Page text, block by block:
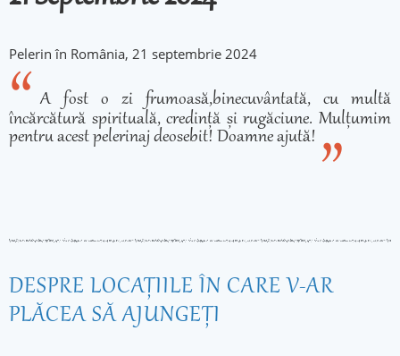
Pelerin în România, 21 septembrie 2024
A fost o zi frumoasă,binecuvântată, cu multă
încărcătură spirituală, credință și rugăciune. Mulțumim
pentru acest pelerinaj deosebit! Doamne ajută!
DESPRE LOCAŢIILE ÎN CARE V-AR
PLĂCEA SĂ AJUNGEŢI